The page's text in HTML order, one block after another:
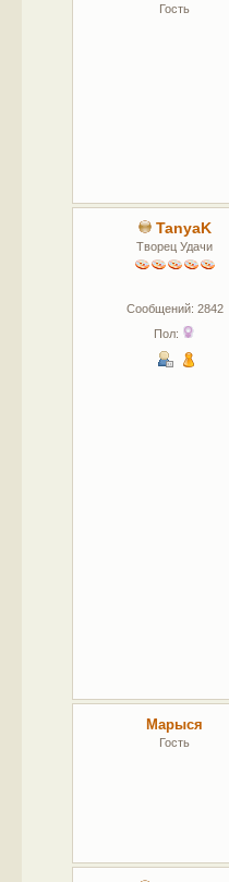
Гость
TanyaK
Творец Удачи
Сообщений: 2842
Пол:
Марыся
Гость